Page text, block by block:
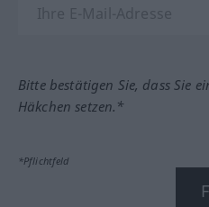
Bitte bestätigen Sie, dass Sie
Häkchen setzen.*
*Pflichtfeld